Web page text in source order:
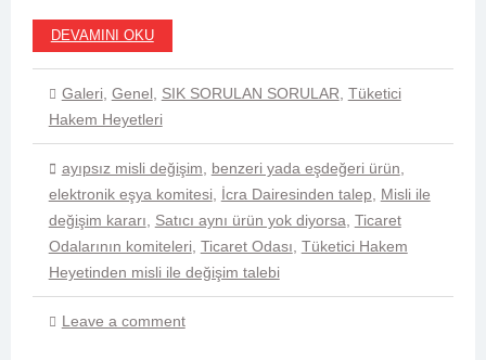
DEVAMINI OKU
Galeri, Genel, SIK SORULAN SORULAR, Tüketici
Hakem Heyetleri
ayıpsız misli değişim, benzeri yada eşdeğeri ürün,
elektronik eşya komitesi, İcra Dairesinden talep, Misli ile
değişim kararı, Satıcı aynı ürün yok diyorsa, Ticaret
Odalarının komiteleri, Ticaret Odası, Tüketici Hakem
Heyetinden misli ile değişim talebi
Leave a comment